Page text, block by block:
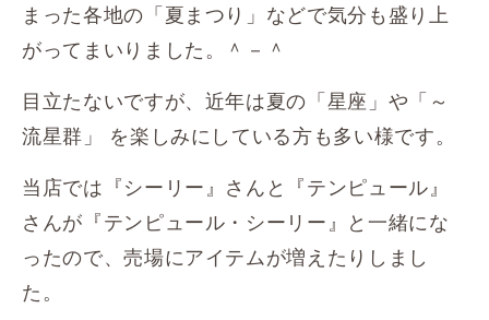
まった各地の「夏まつり」などで気分も盛り上
がってまいりました。＾－＾
目立たないですが、近年は夏の「星座」や「～
流星群」 を楽しみにしている方も多い様です。
当店では『シーリー』さんと『テンピュール』
さんが『テンピュール・シーリー』と一緒にな
ったので、売場にアイテムが増えたりしまし
た。